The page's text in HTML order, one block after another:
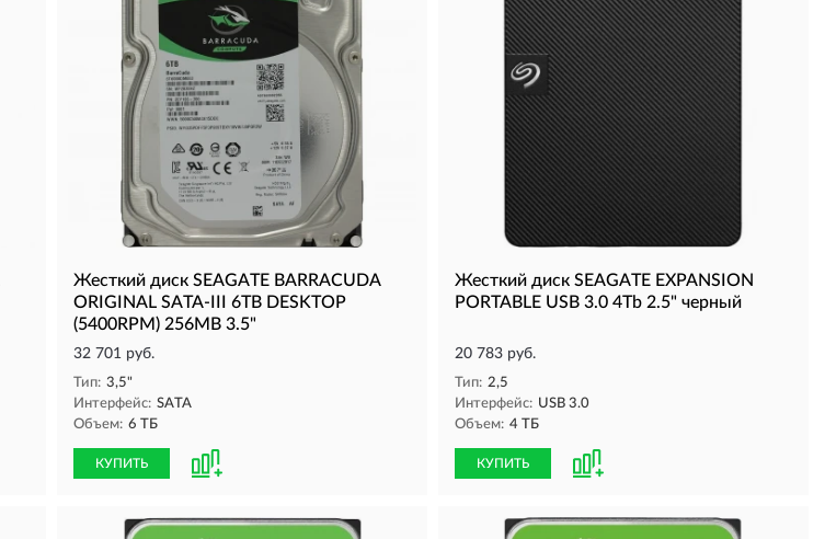
Жесткий диск SEAGATE BARRACUDA
ORIGINAL SATA-III 6TB DESKTOP
(5400RPM) 256MB 3.5"
32 701 руб.
Тип: 3,5"
Интерфейс: SATA
Объем: 6 ТБ
КУПИТЬ
Жесткий диск SEAGATE EXPANSION
PORTABLE USB 3.0 4Tb 2.5" черный
20 783 руб.
Тип: 2,5
Интерфейс: USB 3.0
Объем: 4 ТБ
КУПИТЬ